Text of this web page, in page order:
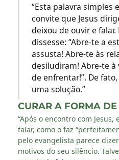
“Esta palavra simples
convite que Jesus
deixou de ouvir e falar.
dissesse: “Abre-te a
assusta! Abre-te às
desiludiram! Abre-te
de enfrentar!”. De
uma solução.”
CURAR A FORMA
“Após o encontro com Jesus,
falar, como o faz
pelo evangelista parece
motivos do seu silêncio.